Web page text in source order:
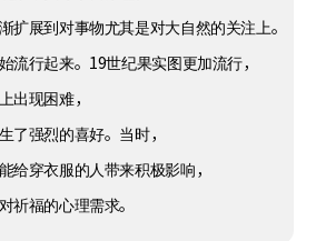
扩展到对事物尤其是对大自然的关注上。
流行起来。19世纪果实图更加流行，
出现困难，
了强烈的喜好。当时，
给穿衣服的人带来积极影响，
祈福的心理需求。